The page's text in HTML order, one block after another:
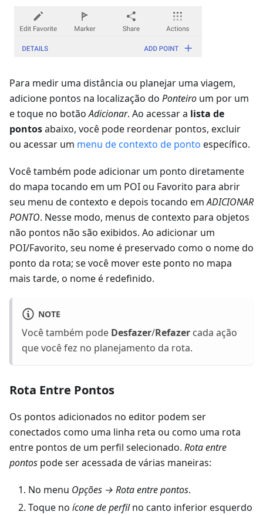
Para medir uma distância ou planejar uma viagem,
adicione pontos na localização do Ponteiro um por um
e toque no botãoAdicionar. Ao acessar a lista de
pontosabaixo, você pode reordenar pontos, excluir
ou acessar um menu de contexto de ponto específico.
Você também pode adicionar um ponto diretamente
do mapa tocando em um POI ou Favorito para abrir
seu menu de contexto e depois tocando emADICIONAR
PONTO. Nesse modo, menus de contexto para objetos
não pontos não são exibidos. Ao adicionar um
POI/Favorito, seu nome é preservado como o nome do
ponto da rota; se você mover este ponto no mapa
mais tarde, o nome é redefinido.
NOTE
Você também pode Desfazer/Refazer cada ação
que você fez no planejamento da rota.
Rota Entre Pontos
Os pontos adicionados no editor podem ser
conectados como uma linha reta ou como uma rota
entre pontos de um perfil selecionado. Rota entre
pontos pode ser acessada de várias maneiras:
No menu Opções → Rota entre pontos.
Toque no ícone de perfilno canto inferior esquerdo